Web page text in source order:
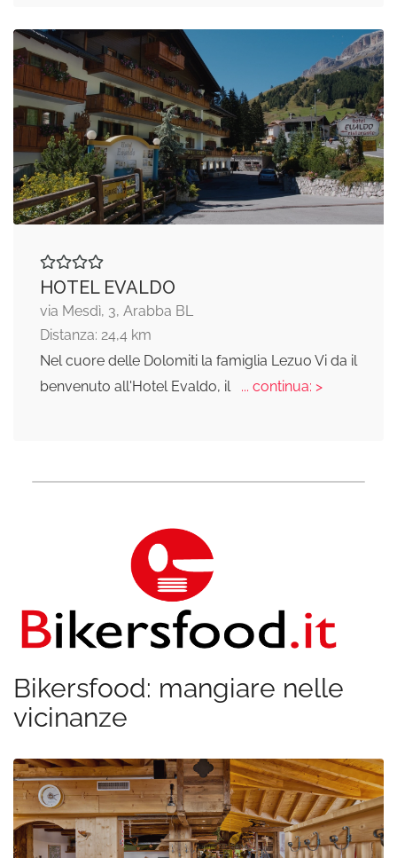
HOTEL EVALDO
via Mesdì, 3, Arabba BL
Distanza: 24,4 km
Nel cuore delle Dolomiti la famiglia Lezuo Vi da il
benvenuto all'Hotel Evaldo, il
... continua: >
Bikersfood: mangiare nelle
vicinanze